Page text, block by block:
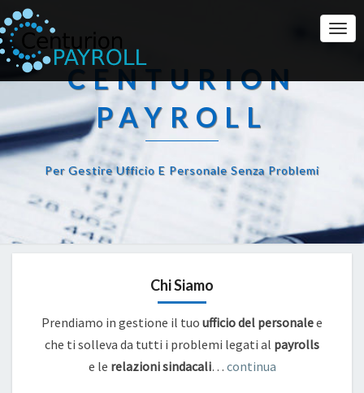
CENTURION
PAYROLL
Per Gestire Ufficio E Personale Senza Problemi
Chi Siamo
Prendiamo in gestione il tuo ufficio del personalee
che ti solleva da tutti i problemi legati al payrolls
e le relazioni sindacali… continua